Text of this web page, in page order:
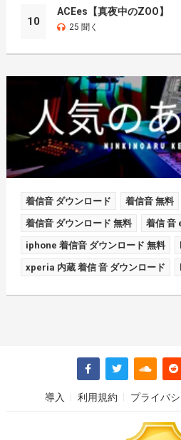
10
ACEes【真夜中のZOO】
25 聞く
着信音 ダウンロード 着信音 無料
着信音 ダウンロード 無料 着信 音
iphone 着信音 ダウンロード 無料
xperia 内蔵 着信 音 ダウンロード
導入 利用規約 プライバ